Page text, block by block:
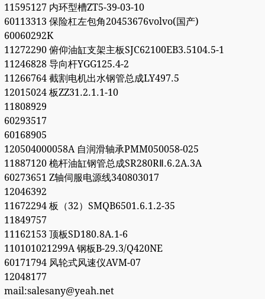
11595127 内环型槽ZT5-39-03-10
60113313 保险杠左包角20453676volvo(国产)
60060292K
11272290 俯仰油缸支架主板SJC62100EB3.5104.5-1
11246828 导向杆YGG125.4-2
11266764 截割电机出水钢管总成LY497.5
12015024 板ZZ31.2.1.1-10
11808929
60293517
60168905
120504000058A 自润滑轴承PMM050058-025
11887120 桅杆油缸钢管总成SR280RⅡ.6.2A.3A
60273651 Z轴伺服电源线340803017
12046392
11672294 板（32）SMQB6501.6.1.2-35
11849757
11162153 顶板SD180.8A.1-6
110101021299A 钢板B-29.3/Q420NE
60171794 风轮式风速仪AVM-07
12048177
mail:salesany@yeah.net